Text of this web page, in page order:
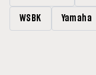
WSBK Yamaha